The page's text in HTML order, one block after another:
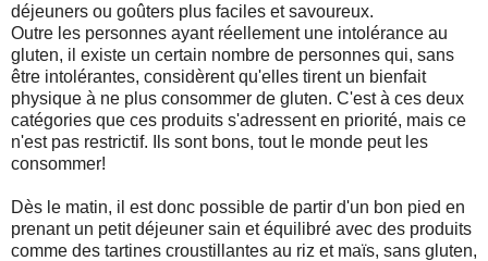
déjeuners ou goûters plus faciles et savoureux.
Outre les personnes ayant réellement une intolérance au
gluten, il existe un certain nombre de personnes qui, sans
être intolérantes, considèrent qu'elles tirent un bienfait
physique à ne plus consommer de gluten. C'est à ces deux
catégories que ces produits s'adressent en priorité, mais ce
n'est pas restrictif. Ils sont bons, tout le monde peut les
consommer!
Dès le matin, il est donc possible de partir d'un bon pied en
prenant un petit déjeuner sain et équilibré avec des produits
comme des tartines croustillantes au riz et maïs, sans gluten,